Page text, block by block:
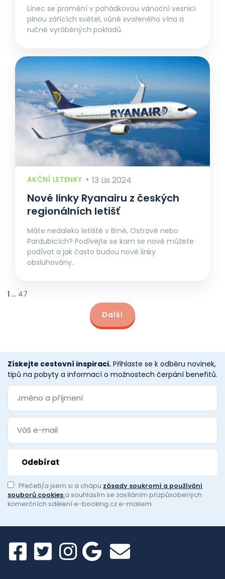
Linec se promění v pohádkovou vánoční vesnici
plnou zářících světel, vůně svařeného vína a
ručně vyráběných pokladů.
AKČNÍ LETENKY 13 Lis 2024
Nové linky Ryanairu z českých
regionálních letišť
Máte nedaleko letiště v Brně, Ostravě nebo
Pardubicích? Podívejte se kam se nově můžete
podívat a jak často budou nové linky
obsluhovány.
1 … 47
Další
Získejte cestovní inspiraci. Přihlaste se k odběru novinek,
tipů na pobyty a informací o možnostech čerpání benefitů.
Přečetl/a jsem si a chápu zásady soukromí a používání
souborů cookies a souhlasím se zasíláním přizpůsobených
komerčních sdělení e-booking.cz e-mailem.